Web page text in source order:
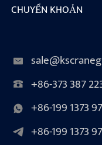
CHUYỂN KHOẢN
+86-373 387
+86-199 1373
+86-199 1373